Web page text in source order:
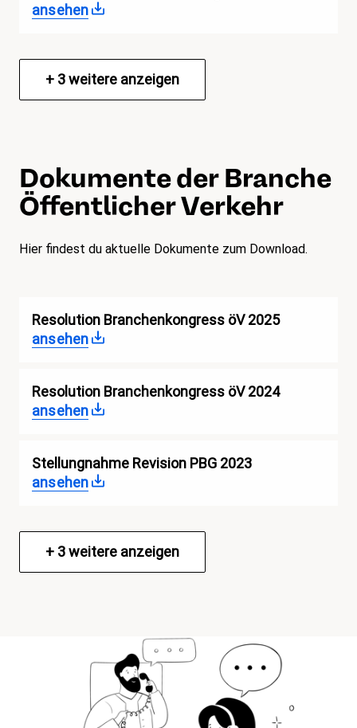
ansehen
+ 3weitere anzeigen
Dokumente der Branche
Öffentlicher Verkehr
Hier findest du aktuelle Dokumente zum Download.
Resolution Branchenkongress öV 2025
ansehen
Resolution Branchenkongress öV 2024
ansehen
Stellungnahme Revision PBG 2023
ansehen
+ 3weitere anzeigen